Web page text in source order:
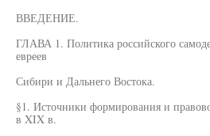
ВВЕДЕНИЕ.
ГЛАВА 1. Политика российского
евреев
Сибири и Дальнего Востока.
§1. Источники формирования и
в XIX в.